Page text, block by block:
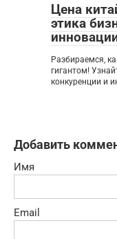
Цена
этика
Разбираемся,
гигантом!
конкуренции и
Добавить
Имя
Email